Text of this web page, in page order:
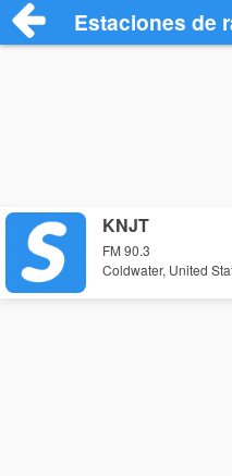
Estaciones de
KNJT
FM 90.3
Coldwater, United